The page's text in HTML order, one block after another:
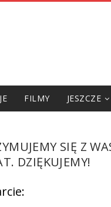
FILMY JESZCZE
SIĘ Z
DZIĘKUJEMY!